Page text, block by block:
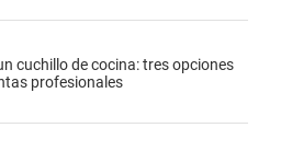
cuchillo de cocina: tres opciones
profesionales